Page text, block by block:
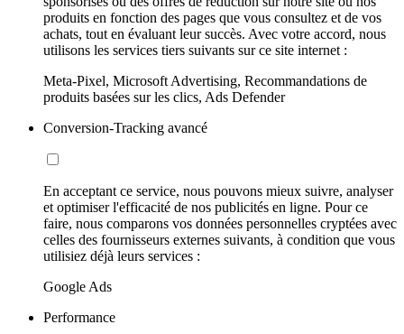
produits en fonction des pages que vous consultez et de vos
achats, tout en évaluant leur succès. Avec votre accord, nous
utilisons les services tiers suivants sur ce site internet :
Meta-Pixel, Microsoft Advertising, Recommandations de
produits basées sur les clics, Ads Defender
Conversion-Tracking avancé
En acceptant ce service, nous pouvons mieux suivre, analyser
et optimiser l'efficacité de nos publicités en ligne. Pour ce
faire, nous comparons vos données personnelles cryptées avec
celles des fournisseurs externes suivants, à condition que vous
utilisiez déjà leurs services :
Google Ads
Performance